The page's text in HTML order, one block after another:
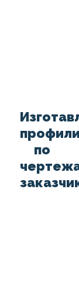
по